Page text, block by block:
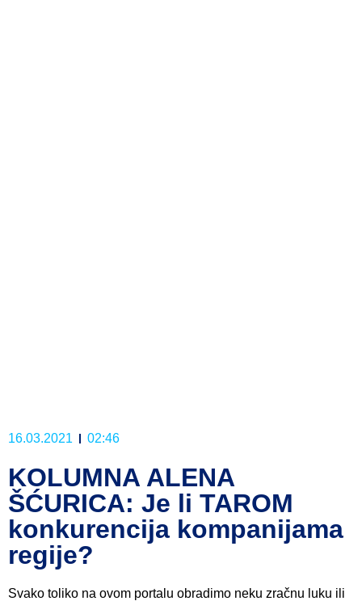
16.03.2021 02:46
KOLUMNA ALENA
ŠĆURICA: Je li TAROM
konkurencija kompanijama
regije?
Svako toliko na ovom portalu obradimo neku zračnu luku ili